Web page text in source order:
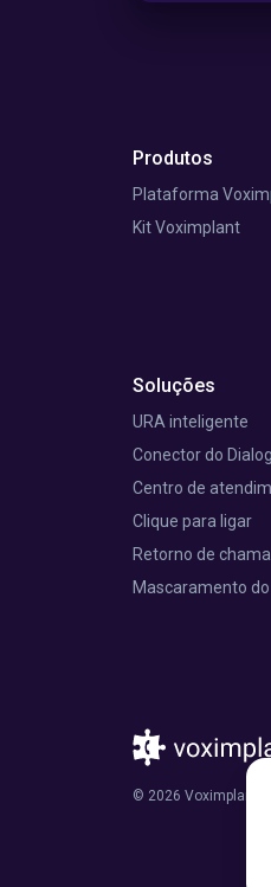
Produtos
Plataforma
Kit Voximplant
Soluções
URA inteligente
Conector do
Centro de
Clique para ligar
Retorno de
Mascaramento
© 2026